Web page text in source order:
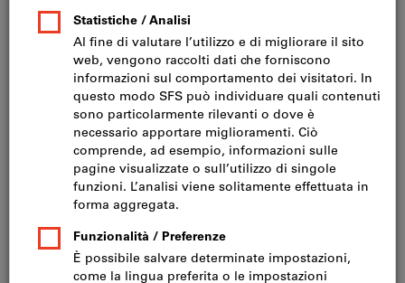
Fare clic per ingrandire l‘immagine